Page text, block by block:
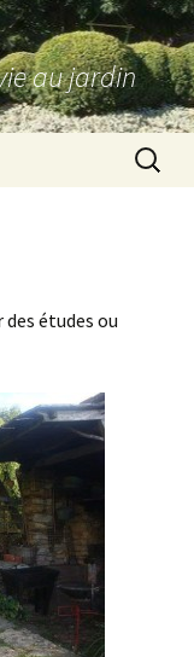
au jardin
des études ou